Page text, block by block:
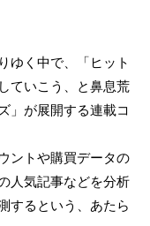
ゆく中で、「ヒット
ていこう、と鼻息荒
」が展開する連載コ
ントや購買データの
人気記事などを分析
するという、あたら